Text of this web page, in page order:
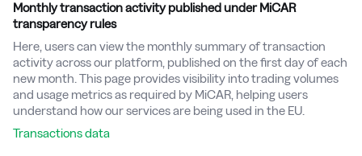
Monthly transaction activity published under MiCAR
transparency rules
Here, users can view the monthly summary of transaction
activity across our platform, published on the first day of each
new month. This page provides visibility into trading volumes
and usage metrics as required by MiCAR, helping users
understand how our services are being used in the EU.
Transactions data